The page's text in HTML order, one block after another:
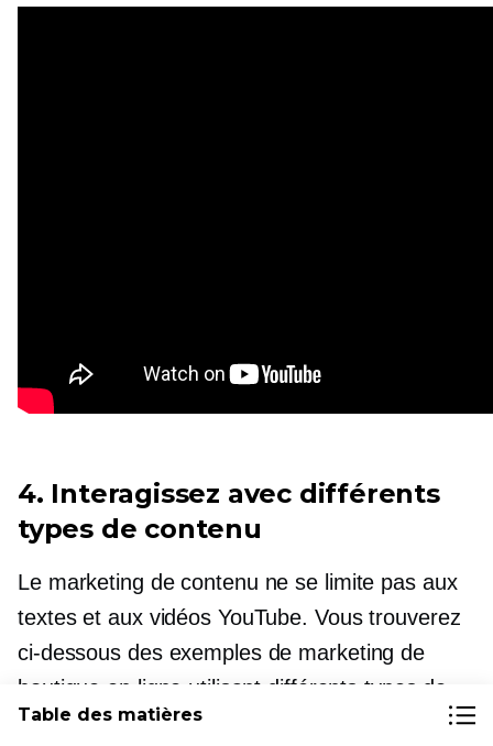
4. Interagissez avec différents
types de contenu
Le marketing de contenu ne se limite pas aux
textes et aux vidéos YouTube. Vous trouverez
ci-dessous des exemples de marketing de
boutique en ligne utilisant différents types de
contenu.
Table des matières